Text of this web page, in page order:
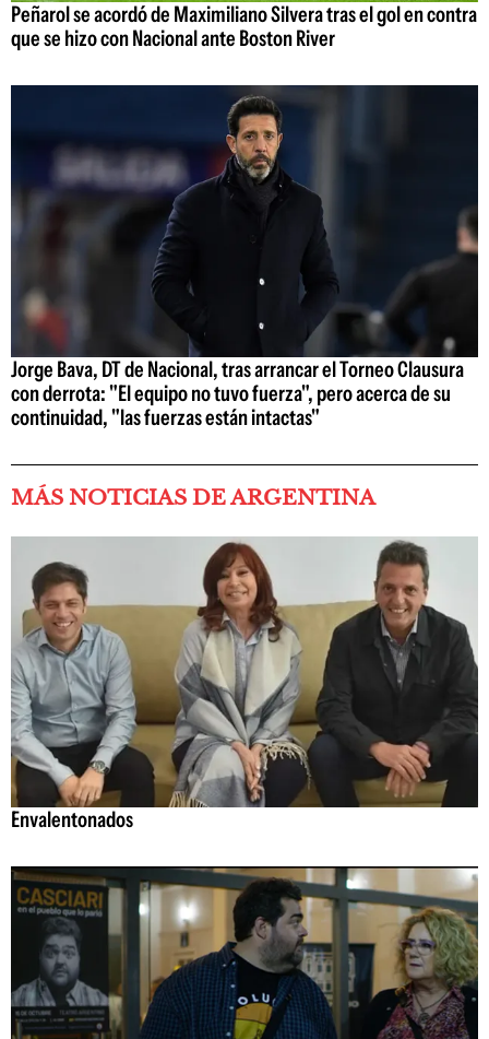
Peñarol se acordó de Maximiliano Silvera tras el gol en contra
que se hizo con Nacional ante Boston River
Jorge Bava, DT de Nacional, tras arrancar el Torneo Clausura
con derrota: "El equipo no tuvo fuerza", pero acerca de su
continuidad, "las fuerzas están intactas"
MÁS NOTICIAS DE ARGENTINA
Envalentonados